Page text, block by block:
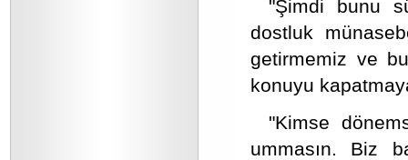
"Şimdi bunu
dostluk
getirmemiz ve
konuyu
"Kimse
ummasın. Biz